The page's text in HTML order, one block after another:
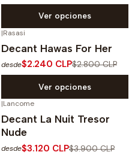
Ver opciones
-20%
|Rasasi
Decant Hawas For Her
desde$2.240 CLP$2.800 CLP
Ver opciones
No disponible
|Lancome
Decant La Nuit Tresor
Nude
desde$3.120 CLP$3.900 CLP